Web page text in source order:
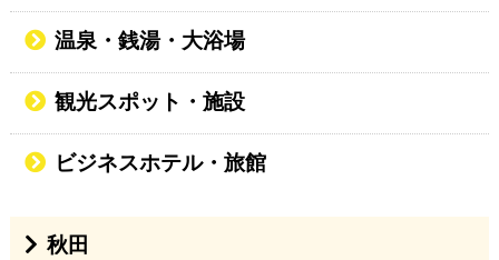
温泉・銭湯・大浴場
観光スポット・施設
ビジネスホテル・旅館
秋田